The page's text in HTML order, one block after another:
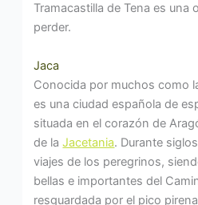
Tramacastilla de Tena es una
perder.
Jaca
Conocida por muchos como
es una ciudad española de
situada en el corazón de
de laJacetania. Durante
viajes de los peregrinos,
bellas e importantes del
resguardada por el pico